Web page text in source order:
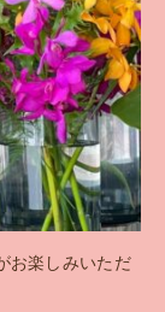
お楽しみいただ